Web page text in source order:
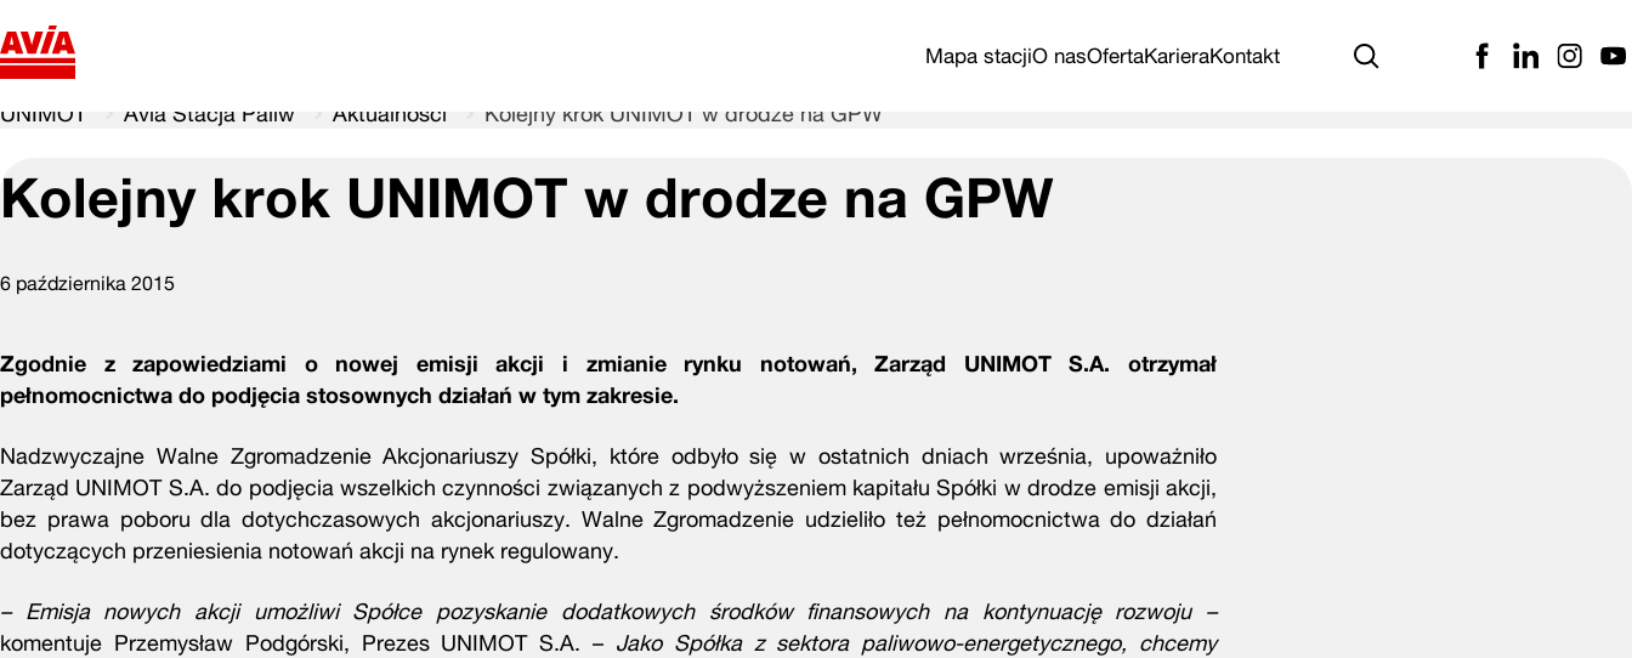
Mapa stacjiO nasOfertaKarieraKontakt Szukaj
Facebook -
Linkedin
UNIMOT Avia Stacja Paliw Aktualności Kolejny krok UNIMOT w drodze na GPW
Kolejny krok UNIMOT w drodze na GPW
6 października 2015
Zgodnie z zapowiedziami o nowej emisji akcji i zmianie rynku notowań, Zarząd UNIMOT S.A. otrzymał
pełnomocnictwa do podjęcia stosownych działań w tym zakresie.
Nadzwyczajne Walne Zgromadzenie Akcjonariuszy Spółki, które odbyło się w ostatnich dniach września, upoważniło
Zarząd UNIMOT S.A. do podjęcia wszelkich czynności związanych z podwyższeniem kapitału Spółki w drodze emisji akcji,
bez prawa poboru dla dotychczasowych akcjonariuszy. Walne Zgromadzenie udzieliło też pełnomocnictwa do działań
dotyczących przeniesienia notowań akcji na rynek regulowany.
– Emisja nowych akcji umożliwi Spółce pozyskanie dodatkowych środków finansowych na kontynuację rozwoju –
komentuje Przemysław Podgórski, Prezes UNIMOT S.A. – Jako Spółka z sektora paliwowo-energetycznego, chcemy